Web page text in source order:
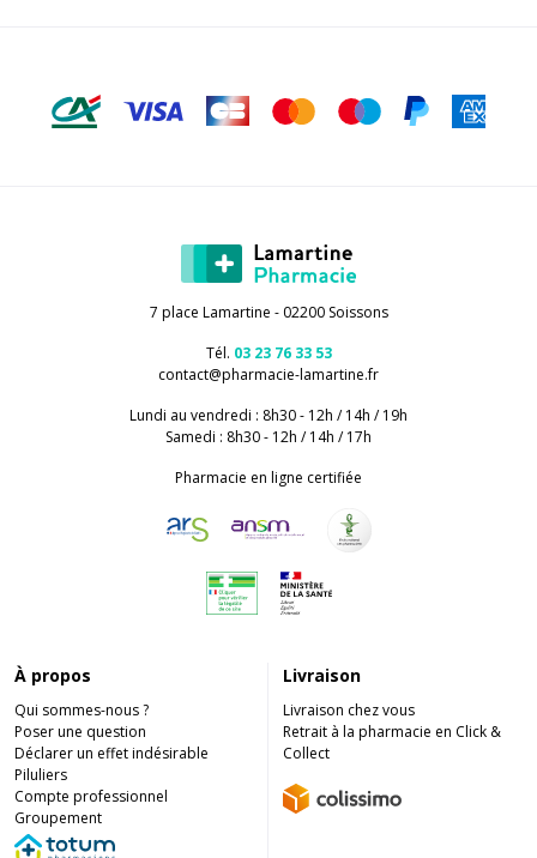
7 place Lamartine - 02200 Soissons
Tél. 03 23 76 33 53
contact@pharmacie-lamartine.fr
Lundi au vendredi : 8h30 - 12h / 14h / 19h
Samedi : 8h30 - 12h / 14h / 17h
Pharmacie en ligne certifiée
À propos
Qui sommes-nous ?
Poser une question
Déclarer un effet indésirable
Piluliers
Compte professionnel
Groupement
Livraison
Livraison chez vous
Retrait à la pharmacie en Click &
Collect